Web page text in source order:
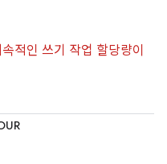
적인 쓰기 작업 할당량이